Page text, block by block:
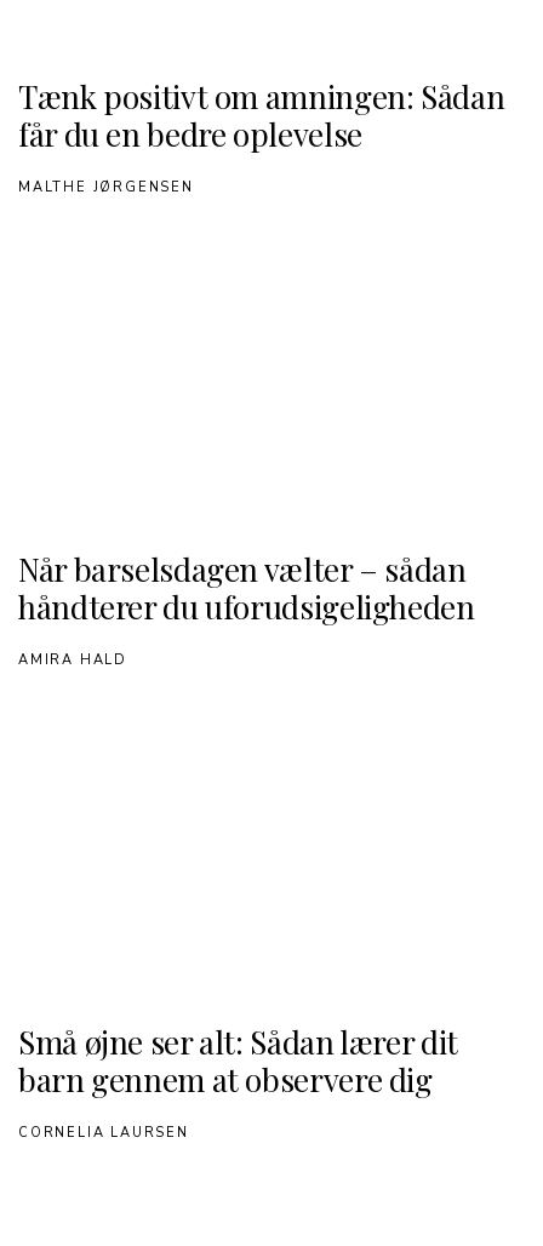
Tænk positivt om amningen: Sådan
får du en bedre oplevelse
MALTHE JØRGENSEN
Når barselsdagen vælter – sådan
håndterer du uforudsigeligheden
AMIRA HALD
Små øjne ser alt: Sådan lærer dit
barn gennem at observere dig
CORNELIA LAURSEN